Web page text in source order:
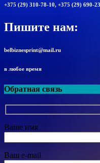
+375 (29) 310-78-10, +375 (29) 690-
Пишите нам:
belbiznesprint@mail.ru
в любое время
Обратная связь
Ваше имя
Ваш e-mail